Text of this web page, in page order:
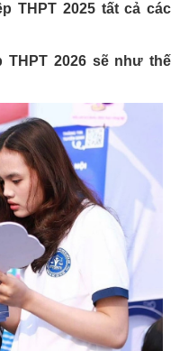
THPT 2025 tất cả các
THPT 2026 sẽ như thế